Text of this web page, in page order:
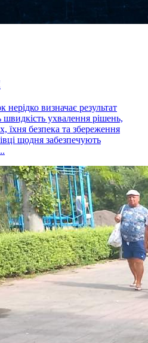
визначає результат
швидкість ухвалення рішень,
їхня безпека та збереження
щодня забезпечують